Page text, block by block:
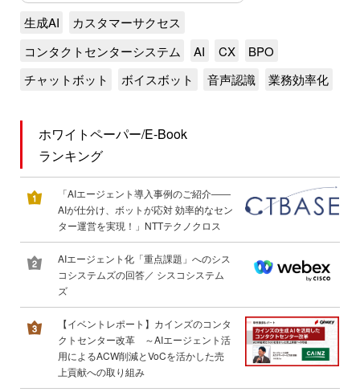
生成AI
カスタマーサクセス
コンタクトセンターシステム
AI CX
BPO
チャットボット
ボイスボット 音声認識 業務効率化
ホワイトペーパー/E-Book
ランキング
「AIエージェント導入事例のご紹介――
AIが仕分け、ボットが応対 効率的なセン
ター運営を実現！」NTTテクノクロス
AIエージェント化「重点課題」へのシス
コシステムズの回答／ シスコシステム
ズ
【イベントレポート】カインズのコンタ
クトセンター改革 ～AIエージェント活
用によるACW削減とVoCを活かした売
上貢献への取り組み